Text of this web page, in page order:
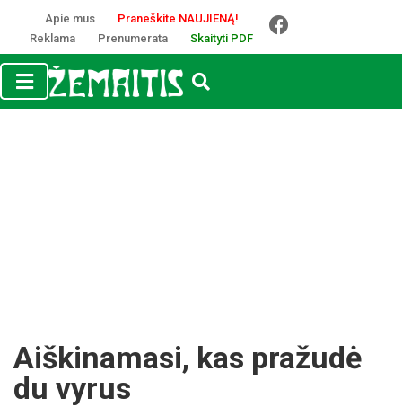
Apie mus
Praneškite NAUJIENĄ!
Reklama
Prenumerata Skaityti PDF
Aiškinamasi, kas pražudė
du vyrus